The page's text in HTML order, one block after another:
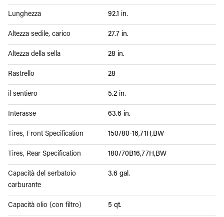
Lunghezza 92.1 in.
Altezza sedile, carico 27.7 in.
Altezza della sella 28 in.
Rastrello 28
il sentiero 5.2 in.
Interasse 63.6 in.
Tires, Front Specification 150/80-16,71H,BW
Tires, Rear Specification 180/70B16,77H,BW
Capacità del serbatoio
carburante
3.6 gal.
Capacità olio (con filtro) 5 qt.